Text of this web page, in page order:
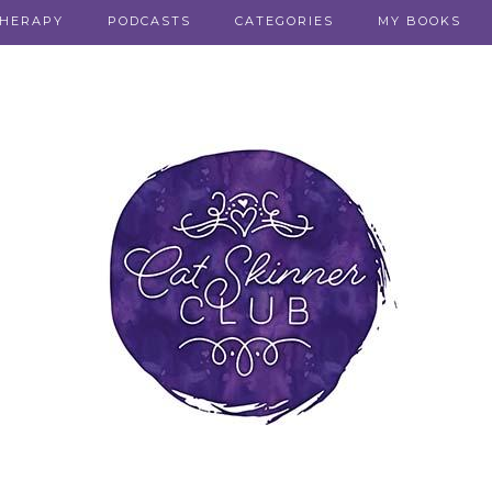
PODCASTS CATEGORIES MY BOOKS